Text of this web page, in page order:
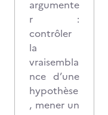
argumente
r :
contrôler
la
vraisembla
nce d’une
hypothèse
, mener un